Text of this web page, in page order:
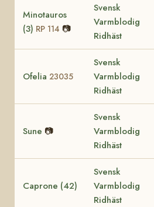
Minotauros
(3) RP 114 📷
Svensk
Varmblodig
Ridhäst
Ofelia 23035
Svensk
Varmblodig
Ridhäst
Sune 📷
Svensk
Varmblodig
Ridhäst
Caprone (42)
Svensk
Varmblodig
Ridhäst